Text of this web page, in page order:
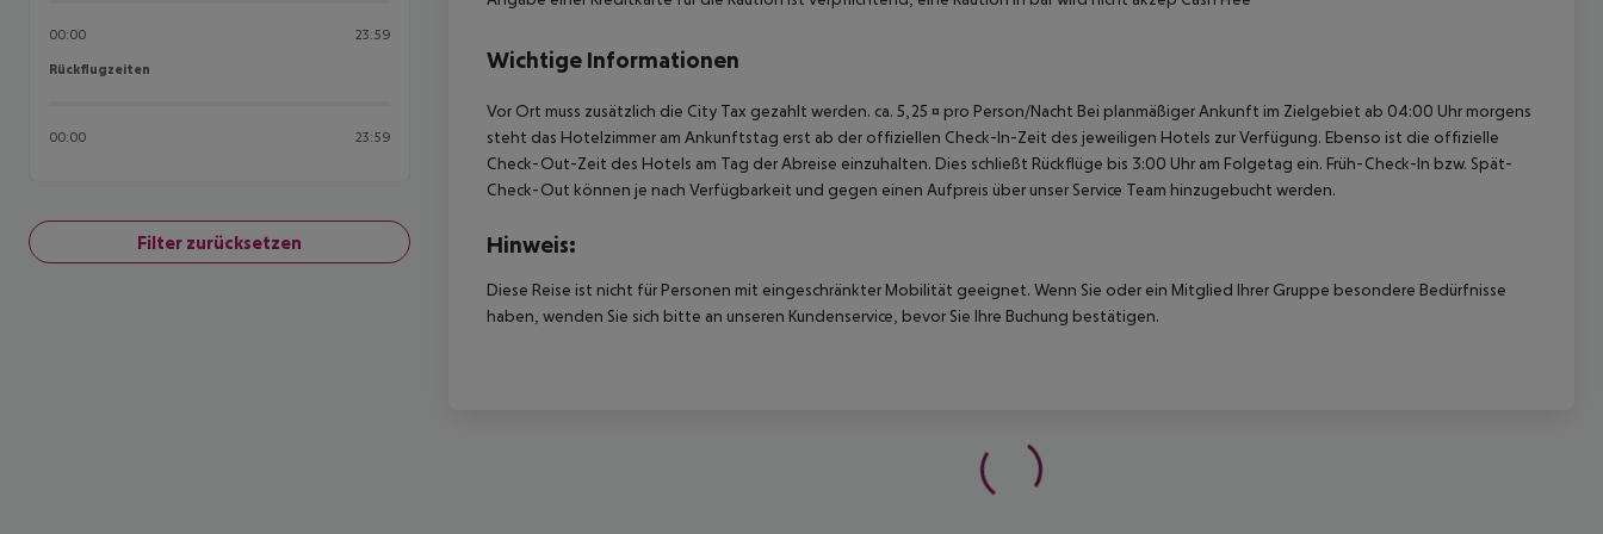
00:00 23:59
Rückflugzeiten
Rückflugzeiten
00:00 23:59
Filter zurücksetzen
Wichtige Informationen
Vor Ort muss zusätzlich die City Tax gezahlt werden. ca. 5,25 ¤ pro Person/Nacht Bei planmäßiger Ankunft im Zielgebiet ab 04:00 Uhr morgens
steht das Hotelzimmer am Ankunftstag erst ab der offiziellen Check-In-Zeit des jeweiligen Hotels zur Verfügung. Ebenso ist die offizielle
Check-Out-Zeit des Hotels am Tag der Abreise einzuhalten. Dies schließt Rückflüge bis 3:00 Uhr am Folgetag ein. Früh-Check-In bzw. Spät-
Check-Out können je nach Verfügbarkeit und gegen einen Aufpreis über unser Service Team hinzugebucht werden.
Hinweis:
Diese Reise ist nicht für Personen mit eingeschränkter Mobilität geeignet. Wenn Sie oder ein Mitglied Ihrer Gruppe besondere Bedürfnisse
haben, wenden Sie sich bitte an unseren Kundenservice, bevor Sie Ihre Buchung bestätigen.